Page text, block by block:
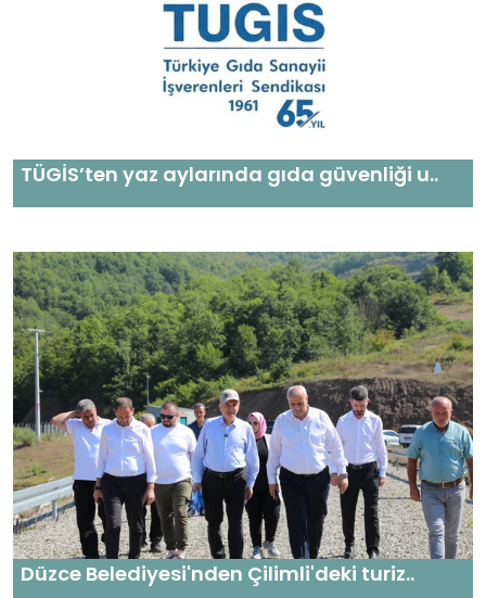
TÜGİS’ten yaz aylarında gıda güvenliği u..
Düzce Belediyesi'nden Çilimli'deki turiz..